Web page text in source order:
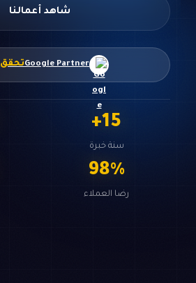
شاهد أعمالنا
Google Partner
15
+
سنة خبرة
98%
رضا العملاء